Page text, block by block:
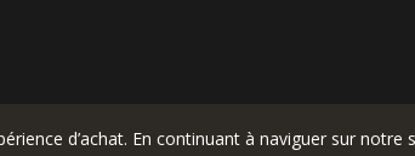
d’achat. En continuant à naviguer sur